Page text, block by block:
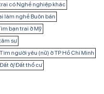
có Nghề nghiệp khác
làm nghề Buôn bán
bạn trai ở Mỹ
sự
Tìm người yêu (nữ) ở TP Hồ Chí Minh
Đất ở/ Đất thổ cư